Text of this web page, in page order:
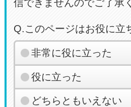
信できませんのでご了承
Q.このページはお役に立
非常に役に立った
役に立った
どちらともいえない